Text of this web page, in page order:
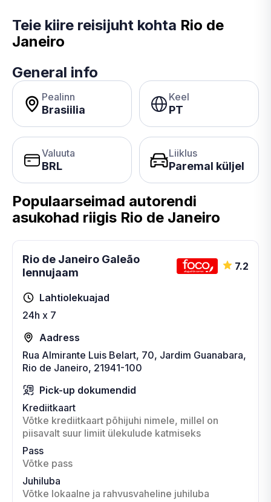
Teie kiire reisijuht kohta Rio de
Janeiro
General info
Pealinn
Brasiilia
Keel
PT
Valuuta
BRL
Liiklus
Paremal küljel
Populaarseimad autorendi
asukohad riigis Rio de Janeiro
Rio de Janeiro Galeão
lennujaam
7.2
Lahtiolekuajad
24h x 7
Aadress
Rua Almirante Luis Belart, 70, Jardim Guanabara,
Rio de Janeiro, 21941-100
Pick-up dokumendid
Krediitkaart
Võtke krediitkaart põhijuhi nimele, millel on
piisavalt suur limiit ülekulude katmiseks
Pass
Võtke pass
Juhiluba
Võtke lokaalne ja rahvusvaheline juhiluba